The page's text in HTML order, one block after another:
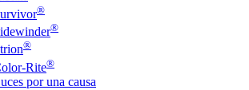
®
®
®
Rite®
por una causa